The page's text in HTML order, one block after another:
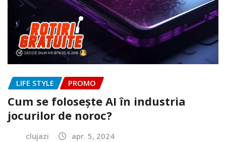
LIFE STYLE PROMO
Cum se folosește AI în industria
jocurilor de noroc?
clujazi apr. 5, 2024